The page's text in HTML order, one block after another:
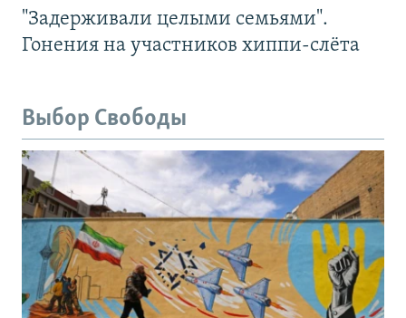
"Задерживали целыми семьями".
Гонения на участников хиппи-слёта
Выбор Свободы